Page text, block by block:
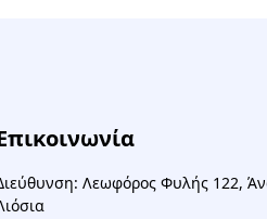
Λεωφόρος Φυλής 122,